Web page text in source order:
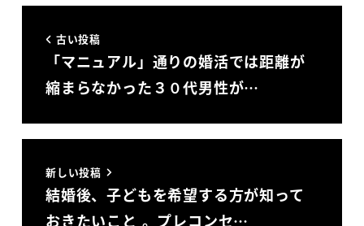
古い投稿
「マニュアル」通りの婚活では距離が
縮まらなかった３０代男性が…
新しい投稿
結婚後、子どもを希望する方が知って
おきたいこと 。プレコンセ…